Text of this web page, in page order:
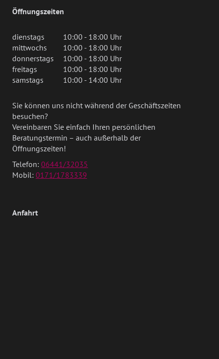
Öffnungszeiten
dienstags
10:00 - 18:00 Uhr
mittwochs
10:00 - 18:00 Uhr
donnerstags
10:00 - 18:00 Uhr
freitags
10:00 - 18:00 Uhr
samstags
10:00 - 14:00 Uhr
Sie können uns nicht während der Geschäftszeiten
besuchen?
Vereinbaren Sie einfach Ihren persönlichen
Beratungstermin – auch außerhalb der
Öffnungszeiten!
Telefon: 06441/32035
Mobil: 0171/1783339
Anfahrt